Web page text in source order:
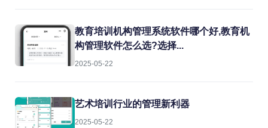
教育培训机构管理系统软件哪个好,教育机
构管理软件怎么选?选择...
2025-05-22
艺术培训行业的管理新利器
2025-05-22